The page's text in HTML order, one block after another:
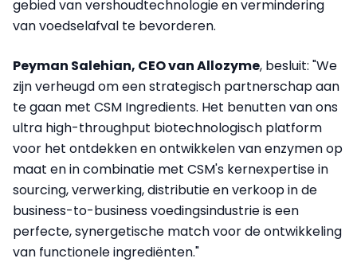
gebied van vershoudtechnologie en vermindering
van voedselafval te bevorderen.
Peyman Salehian, CEO van Allozyme, besluit: "We
zijn verheugd om een strategisch partnerschap aan
te gaan met CSM Ingredients. Het benutten van ons
ultra high-throughput biotechnologisch platform
voor het ontdekken en ontwikkelen van enzymen op
maat en in combinatie met CSM's kernexpertise in
sourcing, verwerking, distributie en verkoop in de
business-to-business voedingsindustrie is een
perfecte, synergetische match voor de ontwikkeling
van functionele ingrediënten."